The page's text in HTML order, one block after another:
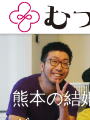
熊本の結